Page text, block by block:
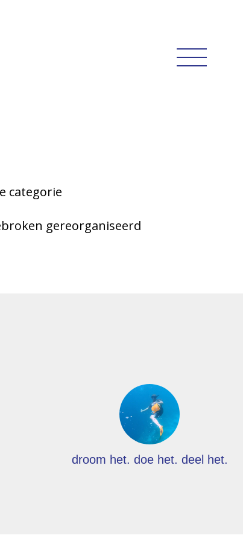
categorie
gereorganiseerd
droom het. doe het. deel het.